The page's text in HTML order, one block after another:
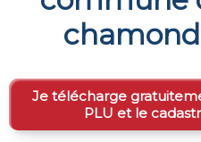
Je télécharge
PLU et le